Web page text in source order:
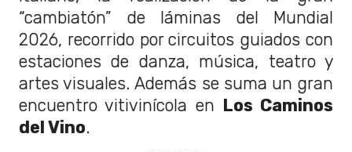
“cambiatón” de láminas del Mundial
2026, recorrido por circuitos guiados con
estaciones de danza, música, teatro y
artes visuales. Además se suma un gran
encuentro vitivinícola en Los Caminos
del Vino.